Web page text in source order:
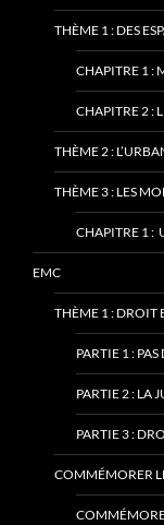
THÈME 1 : DES
CHAPITRE 1 :
CHAPITRE 2 :
THÈME 2 :
THÈME 3 : LES
CHAPITRE 1 :
EMC
THÈME 1 : DROIT
PARTIE 1 :
PARTIE 2 : LA
PARTIE 3 :
COMMÉMORER